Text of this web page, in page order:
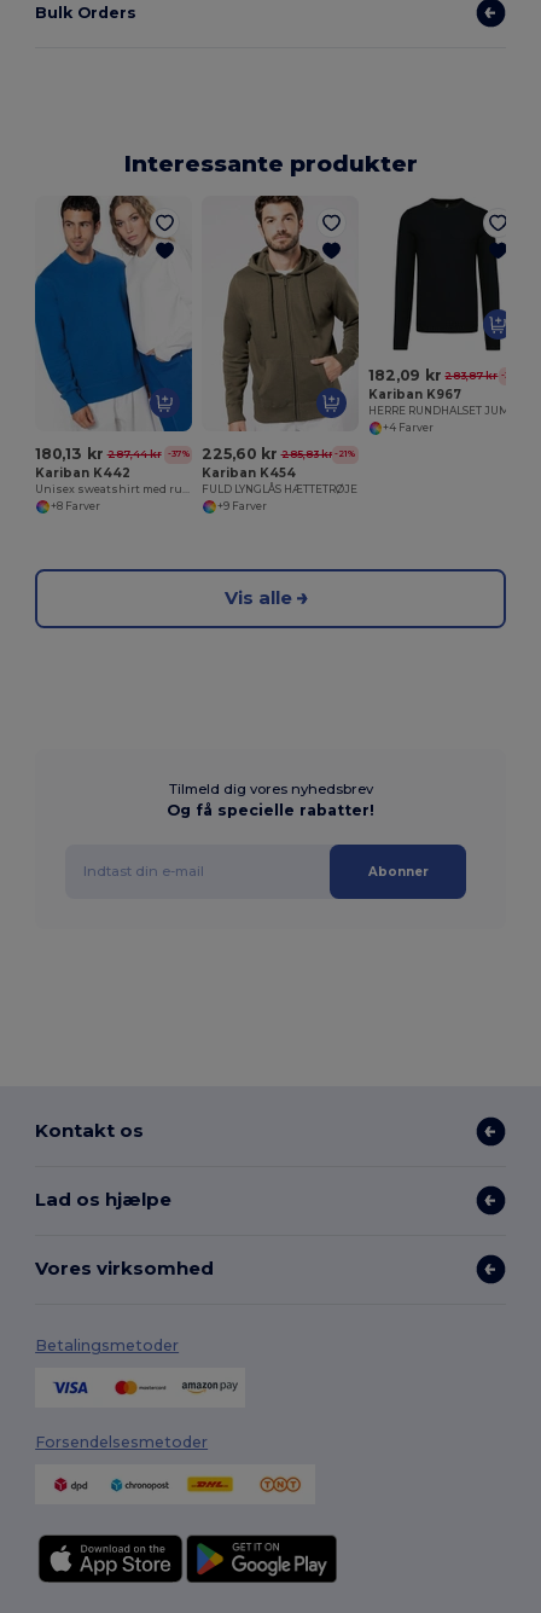
Bulk Orders
Interessante produkter
180,13 kr 287,44 kr -37%
Kariban K442
+8 Farver
225,60 kr 285,83 kr -21%
Kariban K454
FULD LYNGLÅS HÆTTETRØJE
+9 Farver
182,09 kr 283,87 kr -36%
Kariban K967
+4 Farver
Vis alle
Tilmeld dig vores nyhedsbrev
Og få specielle rabatter!
Abonner
Kontakt os
Lad os hjælpe
Vores virksomhed
Betalingsmetoder
Forsendelsesmetoder